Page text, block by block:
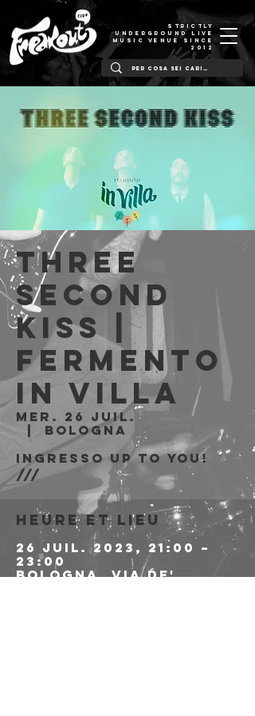
STRICTLY
UNDERGROUND LIVE
MUSIC VENUE SINCE
2012
Three
Second
Kiss |
Fermento
in Villa
mer. 26 juil.
Bologna
Ingresso Up To You!
///
Heure et lieu
26 juil. 2023, 21:00 –
23:00
Bologna, Via de'